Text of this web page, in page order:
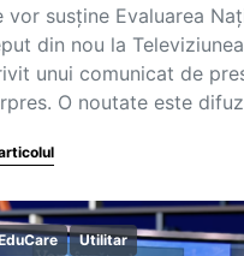
vor susține Evaluarea
din nou la
unui comunicat de
O noutate este
Utilitar